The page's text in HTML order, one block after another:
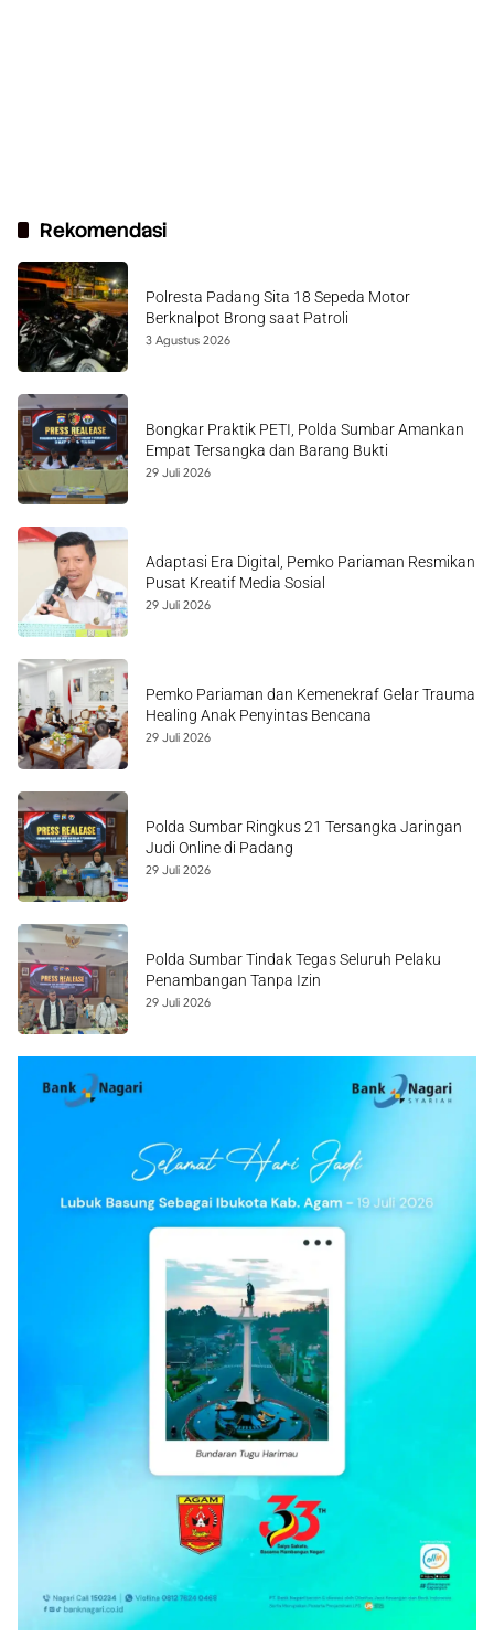
Rekomendasi
Polresta Padang Sita 18 Sepeda Motor
Berknalpot Brong saat Patroli
3 Agustus 2026
Bongkar Praktik PETI, Polda Sumbar Amankan
Empat Tersangka dan Barang Bukti
29 Juli 2026
Adaptasi Era Digital, Pemko Pariaman Resmikan
Pusat Kreatif Media Sosial
29 Juli 2026
Pemko Pariaman dan Kemenekraf Gelar Trauma
Healing Anak Penyintas Bencana
29 Juli 2026
Polda Sumbar Ringkus 21 Tersangka Jaringan
Judi Online di Padang
29 Juli 2026
Polda Sumbar Tindak Tegas Seluruh Pelaku
Penambangan Tanpa Izin
29 Juli 2026